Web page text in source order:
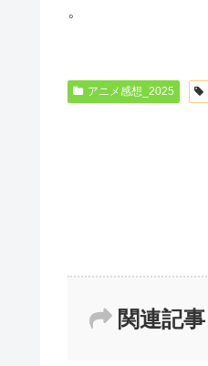
。
アニメ感想_2025
関連記事